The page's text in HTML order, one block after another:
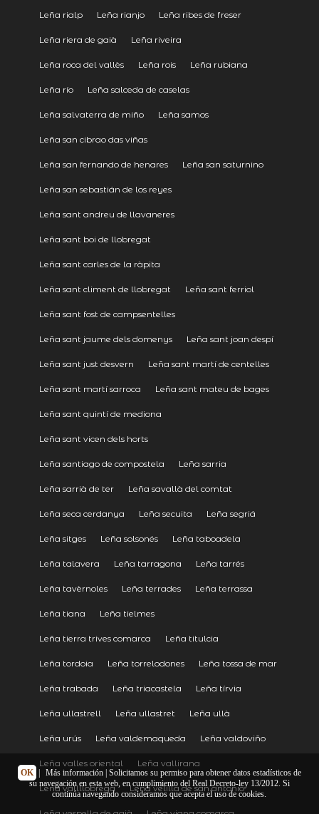
Leña rialp Leña rianjo Leña ribes de freser
Leña riera de gaià Leña riveira
Leña roca del vallès Leña rois Leña rubiana
Leña río Leña salceda de caselas
Leña salvaterra de miño Leña samos
Leña san cibrao das viñas
Leña san fernando de henares Leña san saturnino
Leña san sebastián de los reyes
Leña sant andreu de llavaneres
Leña sant boi de llobregat
Leña sant carles de la ràpita
Leña sant climent de llobregat Leña sant ferriol
Leña sant fost de campsentelles
Leña sant jaume dels domenys Leña sant joan despí
Leña sant just desvern Leña sant martí de centelles
Leña sant martí sarroca Leña sant mateu de bages
Leña sant quintí de mediona
Leña sant vicen dels horts
Leña santiago de compostela Leña sarria
Leña sarrià de ter Leña savallà del comtat
Leña seca cerdanya Leña secuita Leña segriá
Leña sitges Leña solsonés Leña taboadela
Leña talavera Leña tarragona Leña tarrés
Leña tavèrnoles Leña terrades Leña terrassa
Leña tiana Leña tielmes
Leña tierra trives comarca Leña titulcia
Leña tordoia Leña torrelodones Leña tossa de mar
Leña trabada Leña triacastela Leña tírvia
Leña ullastrell Leña ullastret Leña ullà
Leña urús Leña valdemaqueda Leña valdoviño
Leña valles oriental Leña vallirana
Leña vallllobrega Leña velilla de san antonio
OK Más información| Solicitamos su permiso para obtener datos estadísticos de
su navegación en esta web, en cumplimiento del Real Decreto-ley 13/2012. Si
continúa navegando consideramos que acepta el uso de cookies.